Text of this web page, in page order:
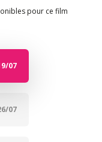
pour ce film
07
07